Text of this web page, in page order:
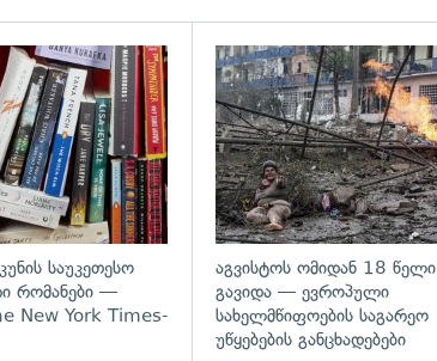
გადახედვა
საუკეთესო
რომანები —
New York Times-
აგვისტოს ომიდან 18 წელი
გავიდა — ევროპული
სახელმწიფოების საგარეო
უწყებების განცხადებები